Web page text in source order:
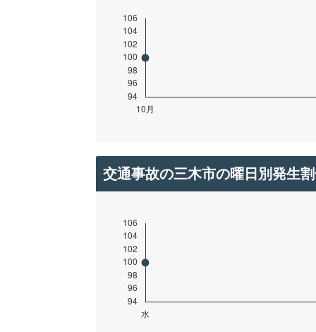
交通事故の三木市の曜日別発生